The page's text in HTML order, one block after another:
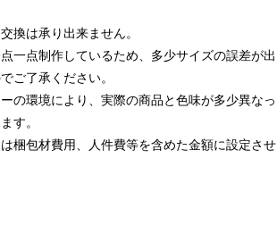
換は承り出来ません。
一点制作しているため、多少サイズの誤差が出
ご了承ください。
の環境により、実際の商品と色味が多少異なっ
す。
梱包材費用、人件費等を含めた金額に設定させ